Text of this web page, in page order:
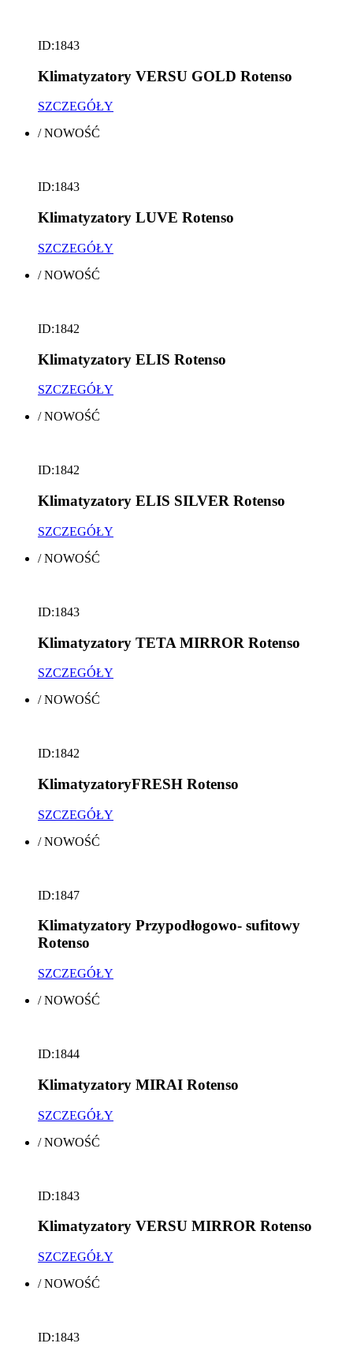
ID:1843
Klimatyzatory VERSU GOLD Rotenso
SZCZEGÓŁY
/NOWOŚĆ
ID:1843
Klimatyzatory LUVE Rotenso
SZCZEGÓŁY
/NOWOŚĆ
ID:1842
Klimatyzatory ELIS Rotenso
SZCZEGÓŁY
/NOWOŚĆ
ID:1842
Klimatyzatory ELIS SILVER Rotenso
SZCZEGÓŁY
/NOWOŚĆ
ID:1843
Klimatyzatory TETA MIRROR Rotenso
SZCZEGÓŁY
/NOWOŚĆ
ID:1842
KlimatyzatoryFRESH Rotenso
SZCZEGÓŁY
/NOWOŚĆ
ID:1847
Klimatyzatory Przypodłogowo- sufitowy
Rotenso
SZCZEGÓŁY
/NOWOŚĆ
ID:1844
Klimatyzatory MIRAI Rotenso
SZCZEGÓŁY
/NOWOŚĆ
ID:1843
Klimatyzatory VERSU MIRROR Rotenso
SZCZEGÓŁY
/NOWOŚĆ
ID:1843